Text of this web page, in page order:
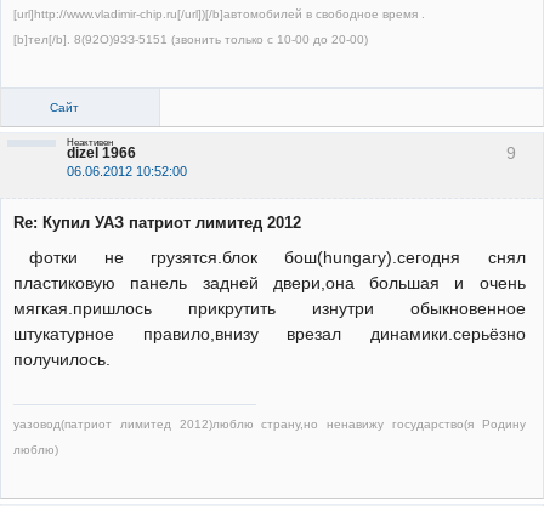
[url]http://www.vladimir-chip.ru[/url])[/b]автомобилей в свободное время .
[b]тел[/b]. 8(92О)9ЗЗ-5151 (звонить только с 10-00 до 20-00)
Сайт
9
dizel 1966
06.06.2012 10:52:00
Неактивен
Re: Купил УАЗ патриот лимитед 2012
фотки не грузятся.блок бош(hungary).сегодня снял
пластиковую панель задней двери,она большая и очень
мягкая.пришлось прикрутить изнутри обыкновенное
штукатурное правило,внизу врезал динамики.серьёзно
получилось.
уазовод(патриот лимитед 2012)люблю страну,но ненавижу государство(я Родину
люблю)